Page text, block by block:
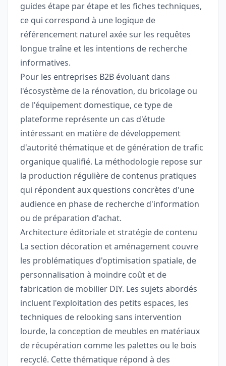
guides étape par étape et les fiches techniques,
ce qui correspond à une logique de
référencement naturel axée sur les requêtes
longue traîne et les intentions de recherche
informatives.
Pour les entreprises B2B évoluant dans
l'écosystème de la rénovation, du bricolage ou
de l'équipement domestique, ce type de
plateforme représente un cas d'étude
intéressant en matière de développement
d'autorité thématique et de génération de trafic
organique qualifié. La méthodologie repose sur
la production régulière de contenus pratiques
qui répondent aux questions concrètes d'une
audience en phase de recherche d'information
ou de préparation d'achat.
Architecture éditoriale et stratégie de contenu
La section décoration et aménagement couvre
les problématiques d'optimisation spatiale, de
personnalisation à moindre coût et de
fabrication de mobilier DIY. Les sujets abordés
incluent l'exploitation des petits espaces, les
techniques de relooking sans intervention
lourde, la conception de meubles en matériaux
de récupération comme les palettes ou le bois
recyclé. Cette thématique répond à des